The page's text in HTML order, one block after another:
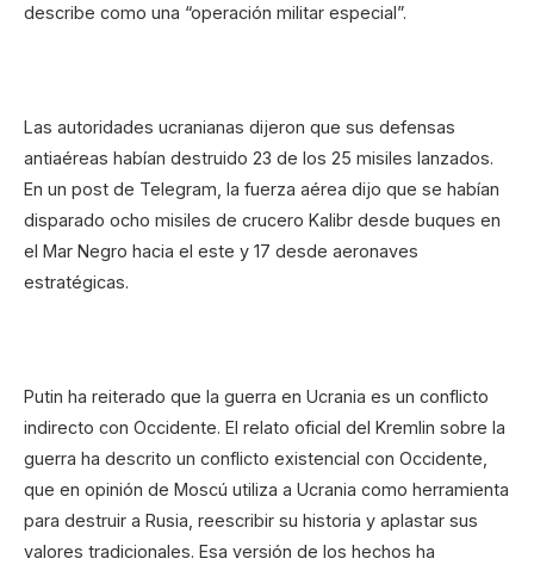
describe como una “operación militar especial”.
Las autoridades ucranianas dijeron que sus defensas
antiaéreas habían destruido 23 de los 25 misiles lanzados.
En un post de Telegram, la fuerza aérea dijo que se habían
disparado ocho misiles de crucero Kalibr desde buques en
el Mar Negro hacia el este y 17 desde aeronaves
estratégicas.
Putin ha reiterado que la guerra en Ucrania es un conflicto
indirecto con Occidente. El relato oficial del Kremlin sobre la
guerra ha descrito un conflicto existencial con Occidente,
que en opinión de Moscú utiliza a Ucrania como herramienta
para destruir a Rusia, reescribir su historia y aplastar sus
valores tradicionales. Esa versión de los hechos ha